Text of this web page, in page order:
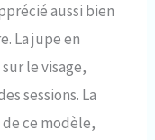
YEUX
vous
la
et
qui
aussi bien
La jupe en
le visage,
sessions. La
ce modèle,